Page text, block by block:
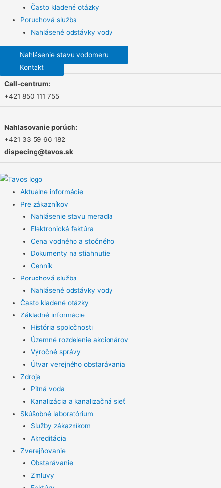
Často kladené otázky
Poruchová služba
Nahlásené odstávky vody
Nahlásenie stavu vodomeru
Kontakt
Call-centrum:
+421 850 111 755
Nahlasovanie porúch:
+421 33 59 66 182
dispecing@tavos.sk
Aktuálne informácie
Pre zákazníkov
Nahlásenie stavu meradla
Elektronická faktúra
Cena vodného a stočného
Dokumenty na stiahnutie
Cenník
Poruchová služba
Nahlásené odstávky vody
Často kladené otázky
Základné informácie
História spoločnosti
Územné rozdelenie akcionárov
Výročné správy
Útvar verejného obstarávania
Zdroje
Pitná voda
Kanalizácia a kanalizačná sieť
Skúšobné laboratórium
Služby zákazníkom
Akreditácia
Zverejňovanie
Obstarávanie
Zmluvy